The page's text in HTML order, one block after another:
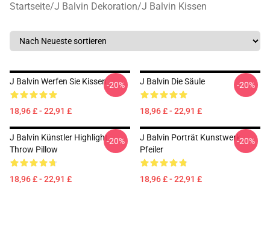
Startseite/J Balvin Dekoration/J Balvin Kissen
J Balvin Werfen Sie Kissen
18,96 £ - 22,91 £
-20% J Balvin Die Säule
18,96 £ - 22,91 £
-20%
J Balvin Künstler Highlight
Throw Pillow
18,96 £ - 22,91 £
-20%
J Balvin Porträt Kunstwerk
Pfeiler
18,96 £ - 22,91 £
-20%